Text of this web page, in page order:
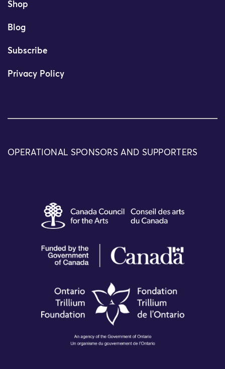
Shop
Blog
Subscribe
Privacy Policy
OPERATIONAL SPONSORS AND SUPPORTERS